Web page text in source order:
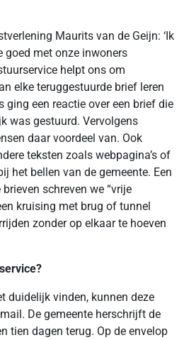
Maurits van de Geijn: ‘Ik
goed met onze inwoners
helpt ons om
elke teruggestuurde brief leren
ging een reactie over een brief die
was gestuurd. Vervolgens
daar voordeel van. Ook
teksten zoals webpagina’s of
het bellen van de gemeente. Een
schreven we “vrije
kruising met brug of tunnel
zonder op elkaar te hoeven
duidelijk vinden, kunnen deze
De gemeente herschrijft de
tien dagen terug. Op de envelop